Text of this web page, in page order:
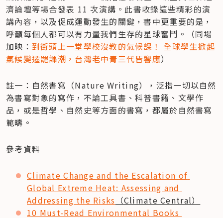
濟論壇等場合發表 11 次演講。此書收錄這些精彩的演
講內容，以及促成運動發生的關鍵，書中更重要的是，
呼籲每個人都可以有力量我們生存的星球奮鬥。（同場
加映： 到街頭上一堂學校沒教的氣候課！ 全球學生掀起
氣候變遷罷課潮，台灣老中青三代皆響應）
註一：自然書寫（Nature Writing），泛指一切以自然
為書寫對象的寫作，不論工具書、科普書籍、文學作
品，或是哲學、自然史等方面的書寫，都屬於自然書寫
範疇。
參考資料
Climate Change and the Escalation of
Global Extreme Heat: Assessing and
Addressing the Risks （Climate Central）